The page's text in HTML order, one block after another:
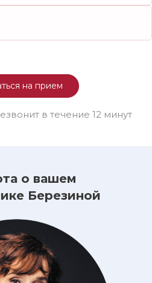
на прием
в течение 12 минут
о вашем
Березиной